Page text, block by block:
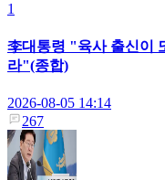
1
李대통령 "육사 출신이
라"(종합)
2026-08-05 14:14
267